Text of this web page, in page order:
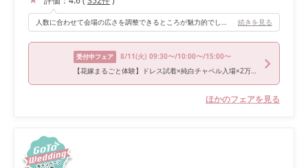
人数に合わせて会場の広さを調整できるところが魅力的でした。 階段入場に憧れがあったため、会場内に階段が備わっているところも、おすすめポイントのひとつです！ 続きを見る
受付中フェア 8/11(火) 09:30〜/10:00〜/15:00〜
【花嫁まるごと体験】ドレス試着×純白チャペル入場×2万ギフト贈呈
ほかのフェアを見る